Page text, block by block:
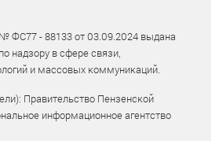
ФС77 - 88133 от 03.09.2024 выдана
надзору в сфере связи,
и массовых коммуникаций.
Правительство Пензенской
информационное агентство